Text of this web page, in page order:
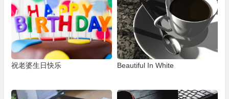
祝老婆生日快乐 Beautiful In White